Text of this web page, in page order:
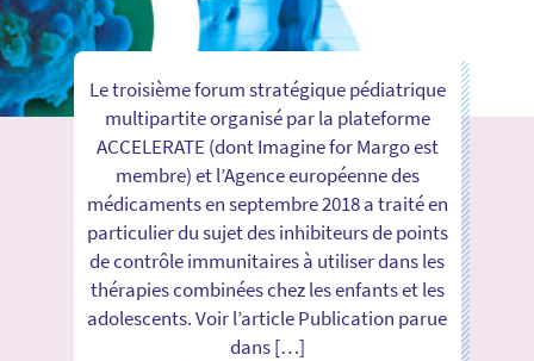
Le troisième forum stratégique pédiatrique
multipartite organisé par la plateforme
ACCELERATE (dont Imagine for Margo est
membre) et l’Agence européenne des
médicaments en septembre 2018 a traité en
particulier du sujet des inhibiteurs de points
de contrôle immunitaires à utiliser dans les
thérapies combinées chez les enfants et les
adolescents. Voir l’article Publication parue
dans […]